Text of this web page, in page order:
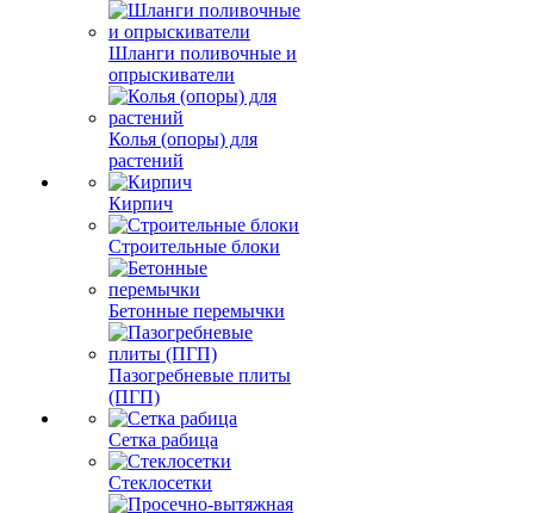
Шланги поливочные и
опрыскиватели
Колья (опоры) для
растений
Кирпич
Строительные блоки
Бетонные перемычки
Пазогребневые плиты
(ПГП)
Сетка рабица
Стеклосетки